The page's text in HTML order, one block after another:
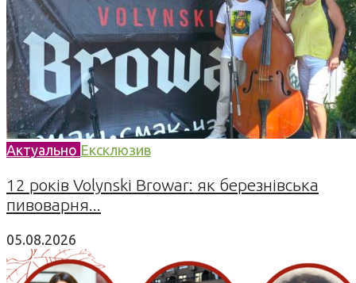
Актуально Ексклюзив
12 років Volynski Browar: як березнівська
пивоварня...
05.08.2026